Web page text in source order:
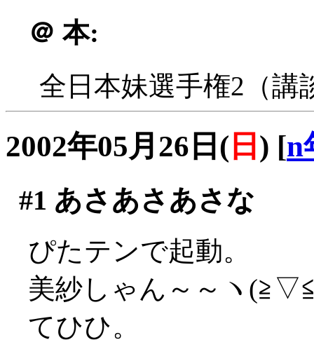
＠ 本:
全日本妹選手権2（講
2002年05月26日( 日 ) [n
#1 あさあさあさな
ぴたテンで起動。
美紗しゃん～～ヽ
てひひ。